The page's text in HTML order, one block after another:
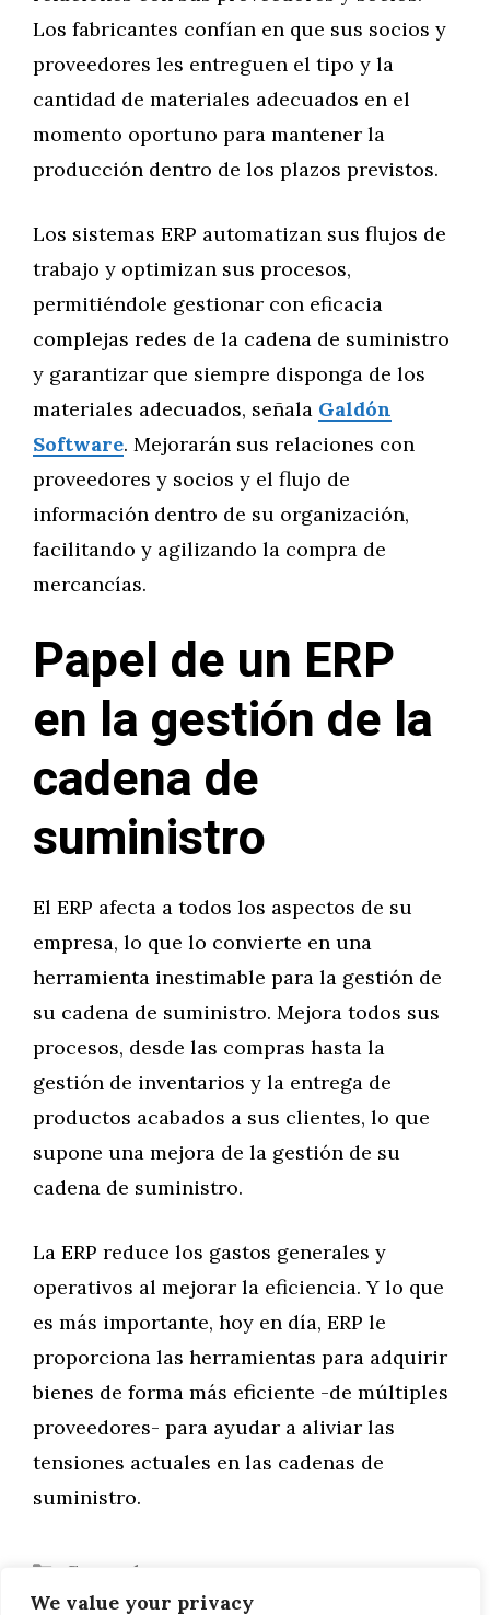
We value your privacy
Los fabricantes confían en que sus socios y
proveedores les entreguen el tipo y la
cantidad de materiales adecuados en el
momento oportuno para mantener la
producción dentro de los plazos previstos.
Los sistemas ERP automatizan sus flujos de
trabajo y optimizan sus procesos,
permitiéndole gestionar con eficacia
complejas redes de la cadena de suministro
y garantizar que siempre disponga de los
materiales adecuados, señala Galdón
Software. Mejorarán sus relaciones con
proveedores y socios y el flujo de
información dentro de su organización,
facilitando y agilizando la compra de
mercancías.
‍Papel de un ERP
en la gestión de la
cadena de
suministro
El ERP afecta a todos los aspectos de su
empresa, lo que lo convierte en una
herramienta inestimable para la gestión de
su cadena de suministro. Mejora todos sus
procesos, desde las compras hasta la
gestión de inventarios y la entrega de
productos acabados a sus clientes, lo que
supone una mejora de la gestión de su
cadena de suministro.
La ERP reduce los gastos generales y
operativos al mejorar la eficiencia. Y lo que
es más importante, hoy en día, ERP le
proporciona las herramientas para adquirir
bienes de forma más eficiente -de múltiples
proveedores- para ayudar a aliviar las
tensiones actuales en las cadenas de
suministro.
Categorías
General
¿Qué es la migración de datos del ERP?